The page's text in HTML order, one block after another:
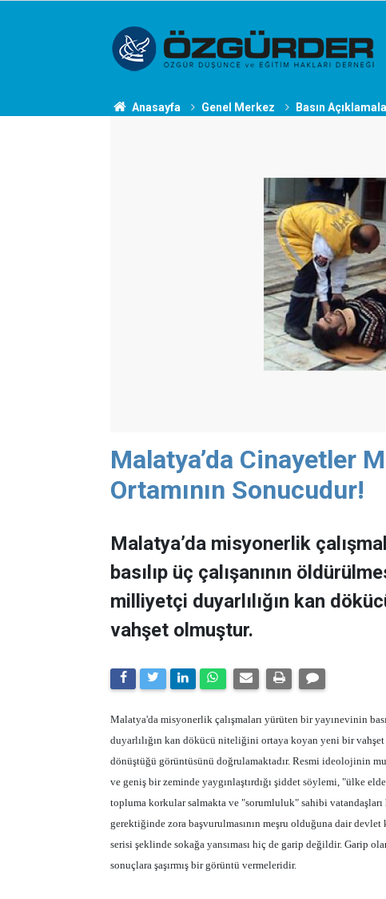
Anasayfa Genel Merkez Basın
Malatya’da Cinayetler
Ortamının Sonucudur!
Malatya’da misyonerlik
basılıp üç çalışanının
milliyetçi duyarlılığın kan
vahşet olmuştur.
Malatya'da misyonerlik çalışmaları yürüten bir yayınevinin
duyarlılığın kan dökücü niteliğini ortaya koyan yeni bir
dönüştüğü görüntüsünü doğrulamaktadır. Resmi ideolojinin
ve geniş bir zeminde yaygınlaştırdığı şiddet söylemi, "ülke
topluma korkular salmakta ve "sorumluluk" sahibi
gerektiğinde zora başvurulmasının meşru olduğuna dair
serisi şeklinde sokağa yansıması hiç de garip değildir. Garip
sonuçlara şaşırmış bir görüntü vermeleridir.